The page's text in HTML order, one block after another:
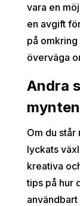
vara en
en avgift
på
överväga
Andra
mynten
Om du står
lyckats
kreativa
tips på hur
användbart